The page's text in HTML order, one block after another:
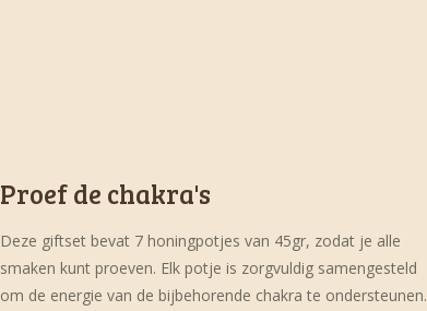
Proef de chakra's
Deze giftset bevat 7 honingpotjes van 45gr, zodat je alle
smaken kunt proeven. Elk potje is zorgvuldig samengesteld
om de energie van de bijbehorende chakra te ondersteunen.